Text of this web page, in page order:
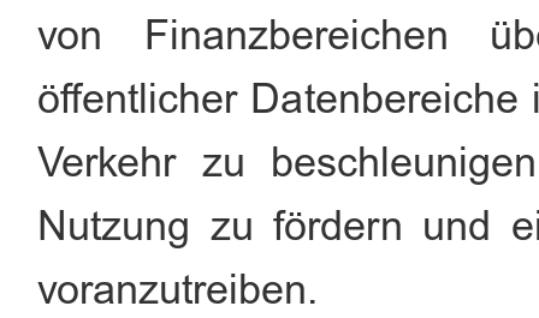
von Finanzbereichen
öffentlicher
Verkehr zu
Nutzung zu fördern und
voranzutreiben.